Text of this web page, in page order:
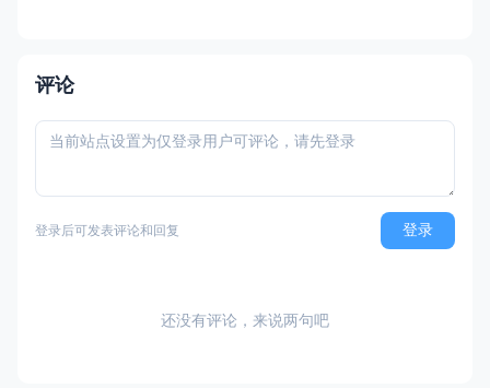
评论
登录后可发表评论和回复 登录
还没有评论，来说两句吧